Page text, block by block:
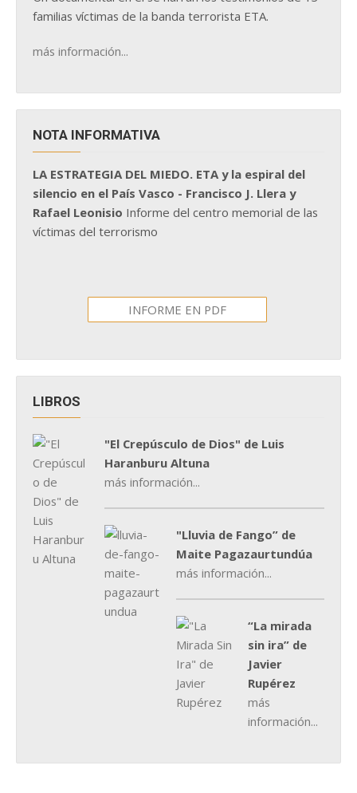
familias víctimas de la banda terrorista ETA.
más información...
NOTA INFORMATIVA
LA ESTRATEGIA DEL MIEDO. ETA y la espiral del
silencio en el País Vasco - Francisco J. Llera y
Rafael Leonisio Informe del centro memorial de las
víctimas del terrorismo
INFORME EN PDF
LIBROS
"El Crepúsculo de Dios" de Luis
Haranburu Altuna
más información...
"Lluvia de Fango” de
Maite Pagazaurtundúa
más información...
“La mirada
sin ira” de
Javier
Rupérez
más
información...